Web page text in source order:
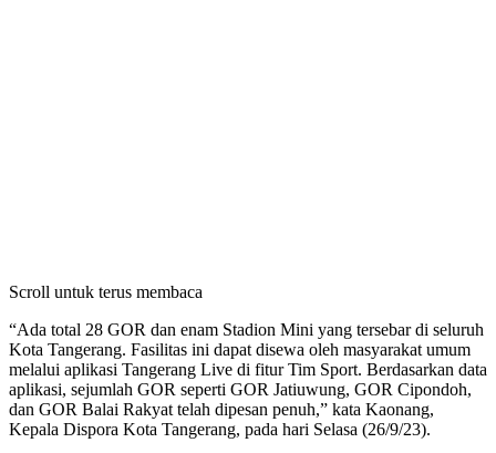
Scroll untuk terus membaca
“Ada total 28 GOR dan enam Stadion Mini yang tersebar di seluruh
Kota Tangerang. Fasilitas ini dapat disewa oleh masyarakat umum
melalui aplikasi Tangerang Live di fitur Tim Sport. Berdasarkan data
aplikasi, sejumlah GOR seperti GOR Jatiuwung, GOR Cipondoh,
dan GOR Balai Rakyat telah dipesan penuh,” kata Kaonang,
Kepala Dispora Kota Tangerang, pada hari Selasa (26/9/23).